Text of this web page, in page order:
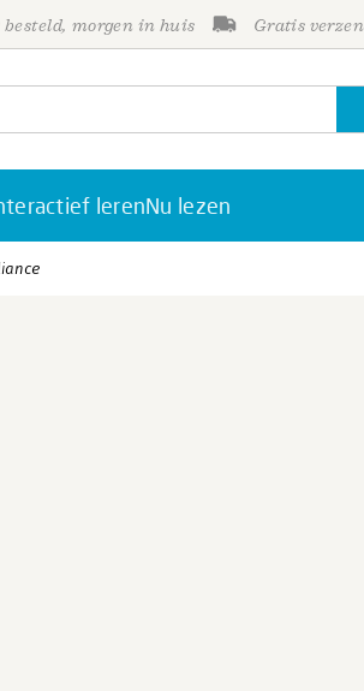
morgen in huis Gratis
lerenNu lezen